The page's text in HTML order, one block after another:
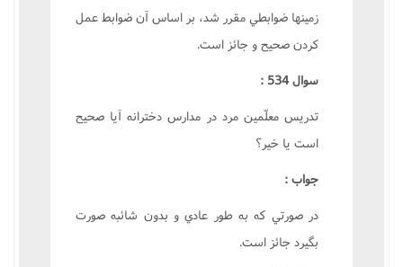
زمينها ضوابطي مقرر شد، بر اساس آن ضوابط عمل
کردن صحيح و جائز است.
سوال 534 :
تدريس معلّمين مرد در مدارس دخترانه آيا صحيح
است يا خير؟
جواب :
در صورتي که به طور عادي و بدون شائبه صورت
بگيرد جائز است.